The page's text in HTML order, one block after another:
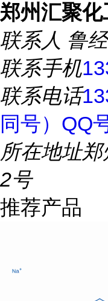
郑州汇聚化
联系人 鲁
联系手机
联系电话
同号）QQ
所在地址郑
2号
推荐产品